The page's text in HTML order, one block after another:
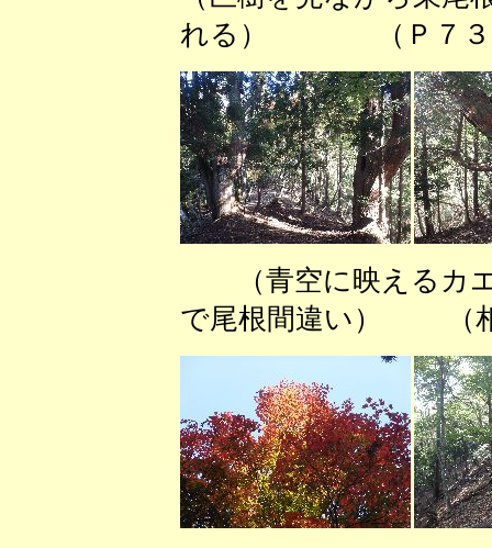
れる） （Ｐ７３７
（青空に映える
で尾根間違い） （相